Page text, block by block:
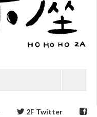
2F Twitter